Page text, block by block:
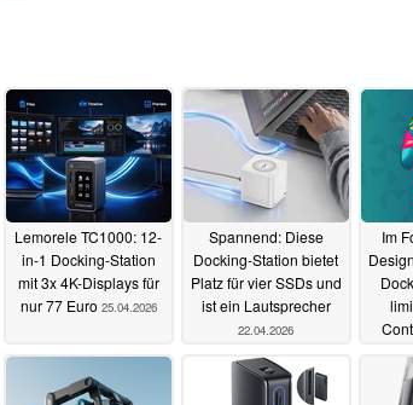
Lemorele TC1000: 12-
in-1 Docking-Station
mit 3x 4K-Displays für
nur 77 Euro 25.04.2026
Spannend: Diese
Docking-Station bietet
Platz für vier SSDs und
ist ein Lautsprecher
22.04.2026
Im